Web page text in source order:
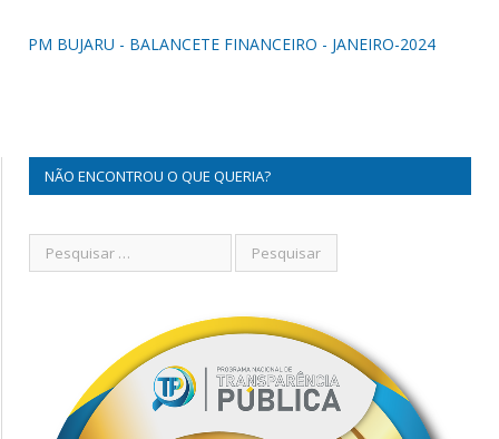
PM BUJARU - BALANCETE FINANCEIRO - JANEIRO-2024
NÃO ENCONTROU O QUE QUERIA?